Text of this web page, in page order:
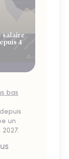
salaire
4
bas
un